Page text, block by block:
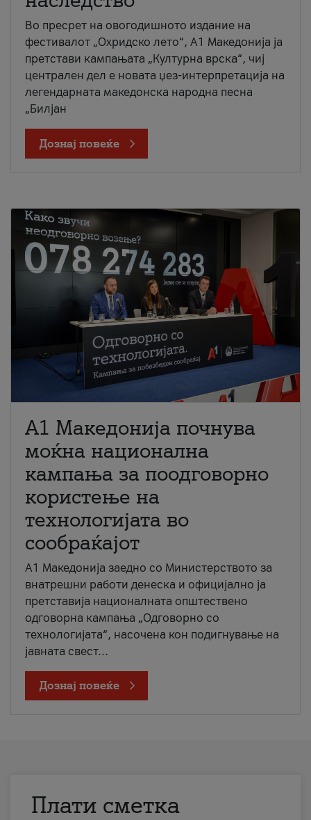
Во пресрет на овогодишното издание на
фестивалот „Охридско лето“, А1 Македонија ја
претстави кампањата „Културна врска“, чиј
централен дел е новата џез-интерпретација на
легендарната македонска народна песна
„Билјан
Дознај повеќе
A1 Македонија почнува
моќна национална
кампања за поодговорно
користење на
технологијата во
сообраќајот
A1 Македонија заедно со Министерството за
внатрешни работи денеска и официјално ја
претставија националната општествено
одговорна кампања „Одговорно со
технологијата“, насочена кон подигнување на
јавната свест...
Дознај повеќе
Плати сметка